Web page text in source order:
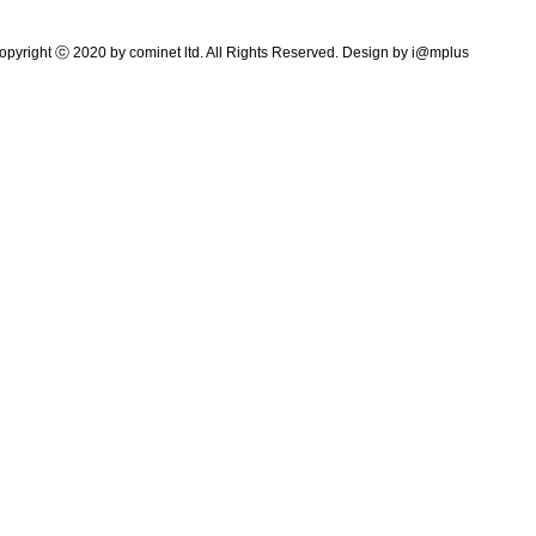
ⓒ 2020 by cominet ltd. All Rights Reserved. Design by i@mplus